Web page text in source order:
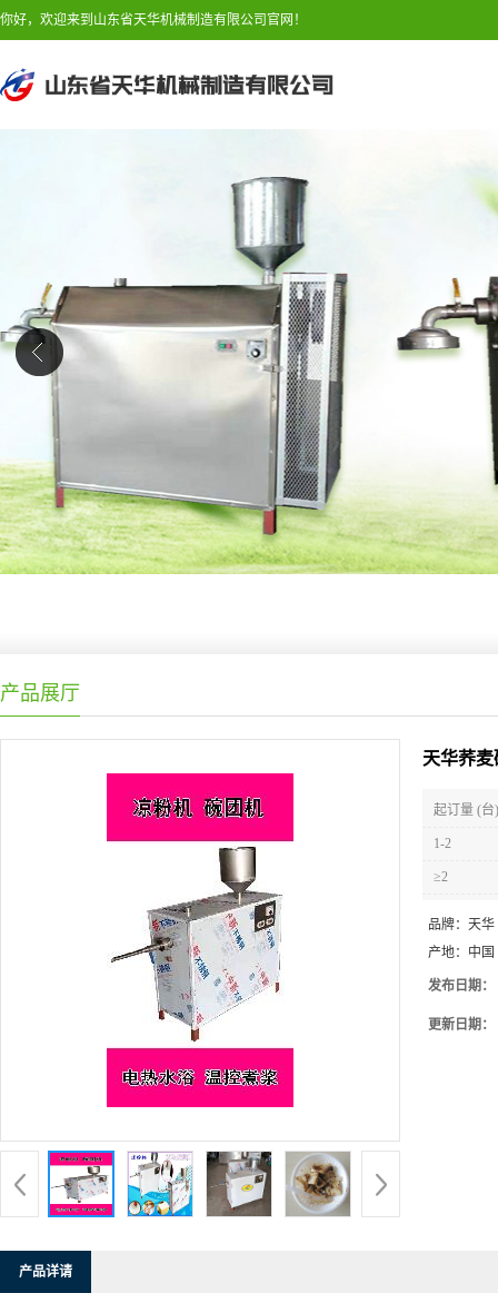
你好，欢迎来到山东省天华机械制造有限公司官网！
产品展厅
天华荞
起订量 (台)
1-2
≥2
品牌： 天华
产地： 中国
发布日期：
更新日期：
产品详请